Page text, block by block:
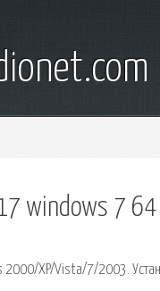
windows 7 64
XP/Vista/7/2003.